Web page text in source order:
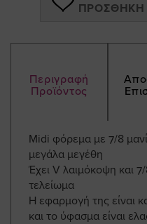
ΠΡΟΣΘΉΚΗ
Περιγραφή
Προϊόντος
Midi φόρεμα με 7/8
μεγάλα μεγέθη
Έχει V λαιμόκοψη και
τελείωμα
Η εφαρμογή της είναι
και το ύφασμα είναι